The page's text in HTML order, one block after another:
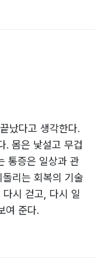
났다고 생각한다.
. 몸은 낯설고 무겁
통증은 일상과 관
리는 회복의 기술
시 걷고, 다시 일
여 준다.